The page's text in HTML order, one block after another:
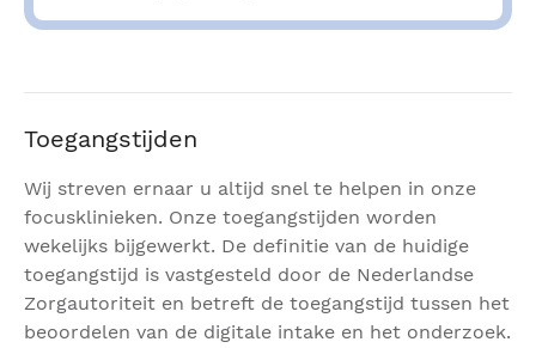
Toegangstijden
Wij streven ernaar u altijd snel te helpen in onze
focusklinieken. Onze toegangstijden worden
wekelijks bijgewerkt. De definitie van de huidige
toegangstijd is vastgesteld door de Nederlandse
Zorgautoriteit en betreft de toegangstijd tussen het
beoordelen van de digitale intake en het onderzoek.